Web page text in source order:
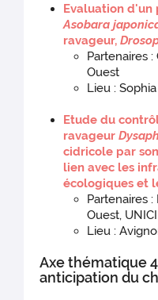
Evaluation d'un
Asobara
ravageur,
Partenaires :
Ouest
Lieu :
Etude du
ravageur
cidricole par
lien avec les
écologiques et
Partenaires :
Ouest,
Lieu :
Axe thématique
anticipation du